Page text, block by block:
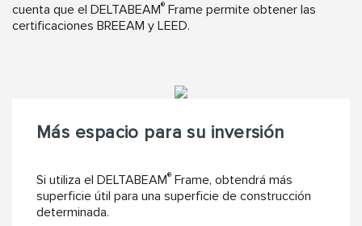
cuenta que el DELTABEAM® Frame permite obtener las
certificaciones BREEAM y LEED.
Más espacio para su inversión
Si utiliza el DELTABEAM® Frame, obtendrá más
superficie útil para una superficie de construcción
determinada.